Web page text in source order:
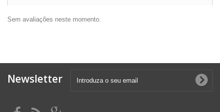
Sem avaliações neste momento.
Newsletter